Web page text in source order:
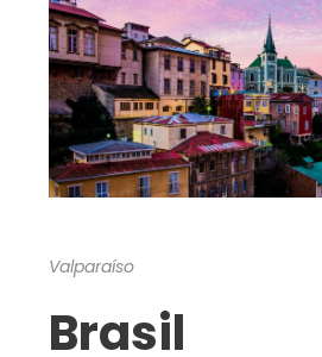
Valparaíso
Brasil